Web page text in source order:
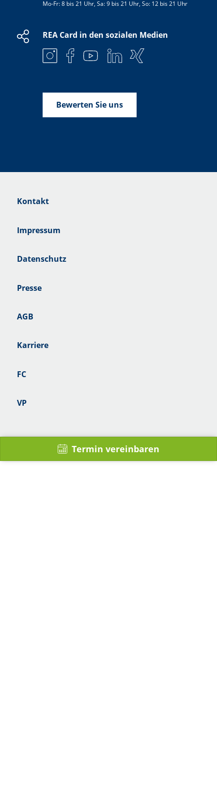
Mo-Fr: 8 bis 21 Uhr, Sa: 9 bis 21 Uhr, So: 12 bis 21 Uhr
REA Card in den sozialen Medien
Bewerten Sie uns
Kontakt
Impressum
Datenschutz
Presse
AGB
Karriere
FC
VP
Termin vereinbaren